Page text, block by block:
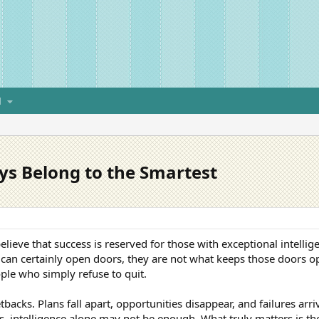
Belong to the Smartest
that success is reserved for those with exceptional
certainly open doors, they are not what keeps those doors
who simply refuse to quit.
Plans fall apart, opportunities disappear, and failures